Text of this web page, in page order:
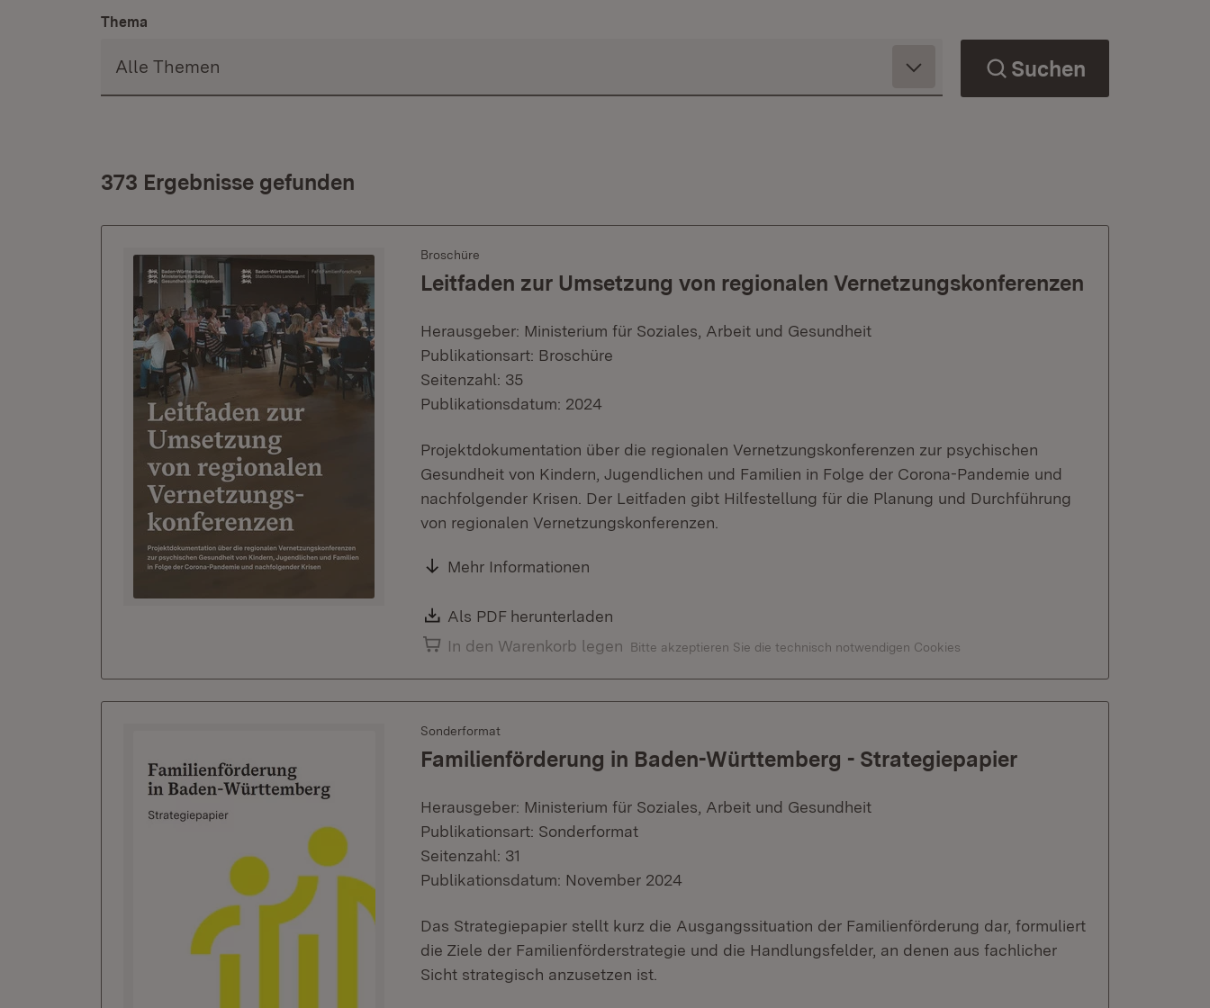
Thema
Suchen
373 Ergebnisse gefunden
Broschüre
Leitfaden zur Umsetzung von regionalen Vernetzungskonferenzen
Herausgeber: Ministerium für Soziales, Arbeit und Gesundheit
Publikationsart: Broschüre
Seitenzahl: 35
Publikationsdatum: 2024
Projektdokumentation über die regionalen Vernetzungskonferenzen zur psychischen
Gesundheit von Kindern, Jugendlichen und Familien in Folge der Corona-Pandemie und
nachfolgender Krisen. Der Leitfaden gibt Hilfestellung für die Planung und Durchführung
von regionalen Vernetzungskonferenzen.
Mehr Informationen
Download:
Als PDF herunterladen
In den Warenkorb legen
Bitte akzeptieren Sie die technisch notwendigen Cookies
Sonderformat
Familienförderung in Baden-Württemberg - Strategiepapier
Herausgeber: Ministerium für Soziales, Arbeit und Gesundheit
Publikationsart: Sonderformat
Seitenzahl: 31
Publikationsdatum: November 2024
Das Strategiepapier stellt kurz die Ausgangssituation der Familienförderung dar, formuliert
die Ziele der Familienförderstrategie und die Handlungsfelder, an denen aus fachlicher
Sicht strategisch anzusetzen ist.